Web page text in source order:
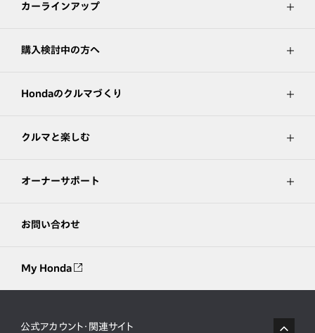
カーラインアップ
購入検討中の方へ
Hondaのクルマづくり
クルマと楽しむ
オーナーサポート
お問い合わせ
My Honda
公式アカウント・関連サイト